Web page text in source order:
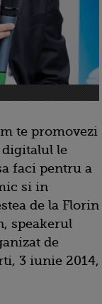
te promovezi
digitalul le
faci pentru a
si in
de la Florin
speakerul
de
3 iunie 2014,